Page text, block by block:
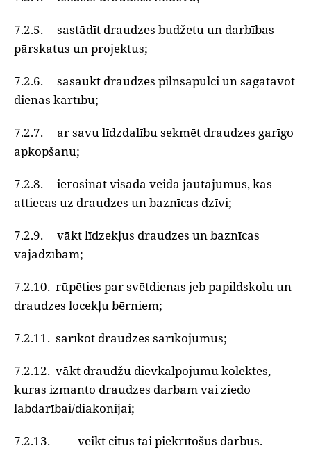
7.2.5. sastādīt draudzes budžetu un darbības
pārskatus un projektus;
7.2.6. sasaukt draudzes pilnsapulci un sagatavot
dienas kārtību;
7.2.7. ar savu līdzdalību sekmēt draudzes garīgo
apkopšanu;
7.2.8. ierosināt visāda veida jautājumus, kas
attiecas uz draudzes un baznīcas dzīvi;
7.2.9. vākt līdzekļus draudzes un baznīcas
vajadzībām;
7.2.10. rūpēties par svētdienas jeb papildskolu un
draudzes locekļu bērniem;
7.2.11. sarīkot draudzes sarīkojumus;
7.2.12. vākt draudžu dievkalpojumu kolektes,
kuras izmanto draudzes darbam vai ziedo
labdarībai/diakonijai;
7.2.13. veikt citus tai piekrītošus darbus.